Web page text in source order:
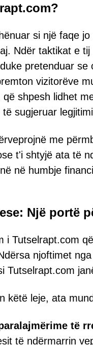
si një faqe
Ndër taktikat e
pretenduar
vizitorëve
shpesh lidhet
sugjeruar
me
t'i shtyjë ata të
në humbje
Një portë
i Tutselrapt.com
njoftimet
Tutselrapt.com
këtë leje, ata
të
të ndërmarrin